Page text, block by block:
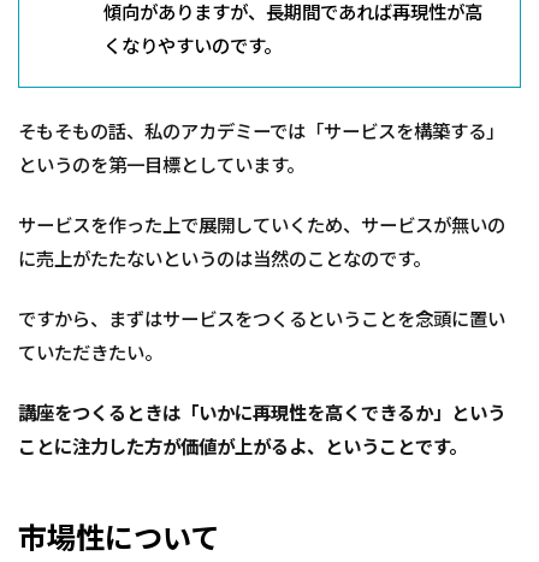
傾向がありますが、長期間であれば再現性が高
くなりやすいのです。
そもそもの話、私のアカデミーでは「サービスを構築する」
というのを第一目標としています。
サービスを作った上で展開していくため、サービスが無いの
に売上がたたないというのは当然のことなのです。
ですから、まずはサービスをつくるということを念頭に置い
ていただきたい。
講座をつくるときは「いかに再現性を高くできるか」という
ことに注力した方が価値が上がるよ、ということです。
市場性について